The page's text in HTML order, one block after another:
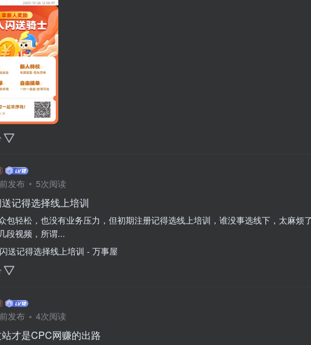
发布 5次阅读
记得选择线上培训
包轻松，也没有业务压力，但初期注册记得选线上培训，谁没事选线下，太麻烦
段视频，所谓...
发布 4次阅读
才是CPC网赚的出路